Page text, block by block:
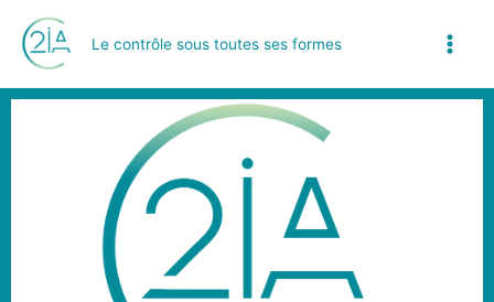
contenu
Le contrôle sous toutes ses formes